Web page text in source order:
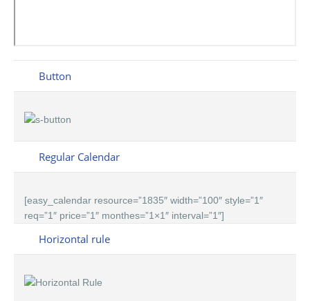
Button
Regular Calendar
[easy_calendar resource=”1835″ width=”100″ style=”1″
req=”1″ price=”1″ monthes=”1×1″ interval=”1″]
Horizontal rule